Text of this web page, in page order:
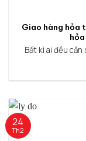
Giao hàng hỏa
hỏa
Bất kì ai đều
24
Th2